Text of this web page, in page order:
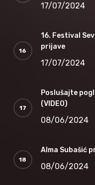
17/07/2024
16. Festival
prijave
17/07/2024
Poslušajte
(VIDEO)
08/06/2024
Alma Subašić
08/06/2024